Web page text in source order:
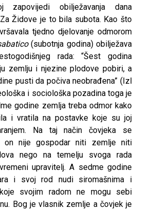
obilježavanja dana
Židove je to bila subota. Kao što
tjedno djelovanje odmorom
(subotnja godina) obilježava
rada: “Šest godina
zemlju i njezine plodove pobiri, a
pusti da počiva neobrađena” (Izl
i sociološka pozadina toga je
godine zemlja treba odmor kako
i vratila na postavke koje su joj
Na taj način čovjeka se
on nije gospodar niti zemlje niti
nego na temelju svoga rada
upravitelj. A sedme godine
i svoj rod nudi siromašnima i
svojim radom ne mogu sebi
Bog je vlasnik zemlje a čovjek je